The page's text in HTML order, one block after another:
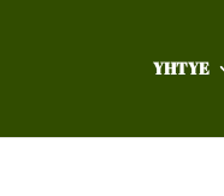
YHTYE